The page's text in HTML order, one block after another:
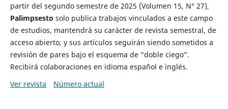
partir del segundo semestre de 2025 (Volumen 15, N° 27),
Palimpsesto solo publica trabajos vinculados a este campo
de estudios, mantendrá su carácter de revista semestral, de
acceso abierto, y sus artículos seguirán siendo sometidos a
revisión de pares bajo el esquema de “doble ciego”.
Recibirá colaboraciones en idioma español e inglés.
Ver revista
Número actual